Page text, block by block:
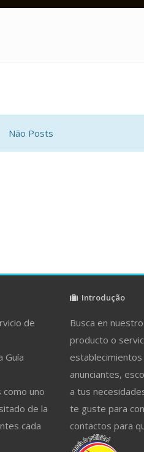
Não Posts
de
Guía
como uno
de la
cada
Introdução
Busca en
producto o
anunciantes,
a tus
te guste para
contactos para